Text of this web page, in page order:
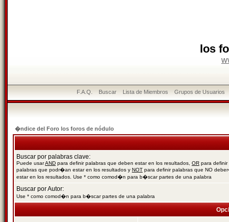
los
F.A.Q. Buscar Lista de Miembros Grupos de Usuarios
�ndice del Foro los foros de nódulo
Buscar por palabras clave:
Puede usarAND para definir palabras que deben estar en los resultados, OR para definir
palabras que podr�an estar en los resultados y NOT para definir palabras que NO
estar en los resultados. Use * como comod�n para b�scar partes de una palabra
Buscar por Autor:
Use * como comod�n para b�scar partes de una palabra